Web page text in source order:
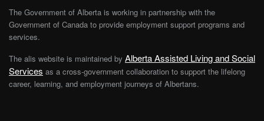
The Government of Alberta is working in partnership with the
Government of Canada to provide employment support programs and
services.
The alis website is maintained by Alberta Assisted Living and Social
Services as a cross-government collaboration to support the lifelong
career, learning, and employment journeys of Albertans.